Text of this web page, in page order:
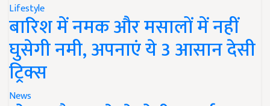
Lifestyle
बारिश में नमक और मसालों में नहीं
घुसेगी नमी, अपनाएं ये 3 आसान देसी
ट्रिक्स
News